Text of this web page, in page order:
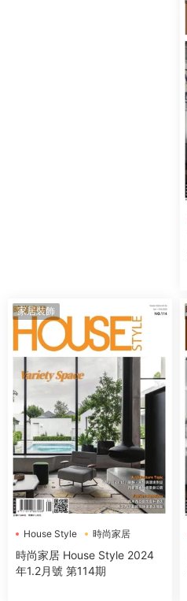
家居裝飾
House Style 時尚家居
時尚家居 House Style 2024
年1.2月號 第114期